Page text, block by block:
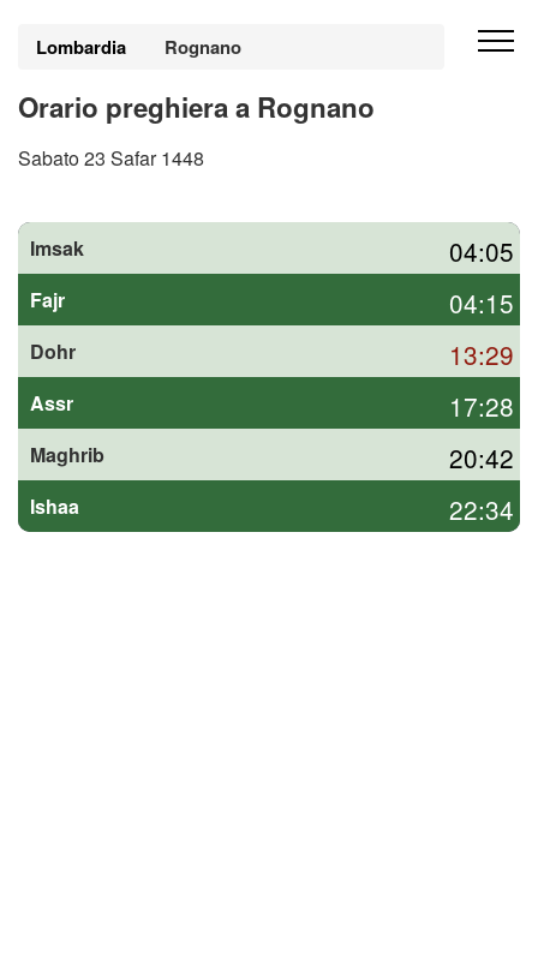
Lombardia Rognano
Orario preghiera a Rognano
Sabato 23 Safar 1448
Imsak 04:05
Fajr 04:15
Dohr 13:29
Assr 17:28
Maghrib 20:42
Ishaa 22:34